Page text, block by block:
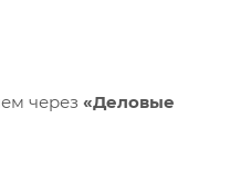
через «Деловые